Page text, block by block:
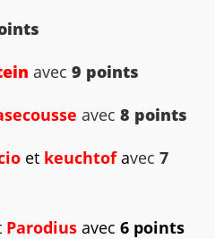
avec 9 points
avec 8 points
et keuchtofavec 7
Parodius avec 6 points